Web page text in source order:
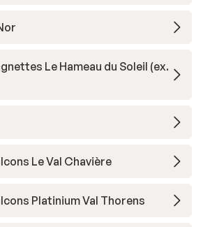
Le Hameau du Soleil (ex.
Le Val Chavière
Platinium Val Thorens